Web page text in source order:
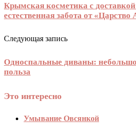
Крымская косметика с
естественная забота от «Царство
Следующая запись
Односпальные диваны:
польза
Это интересно
Умывание Овсянкой